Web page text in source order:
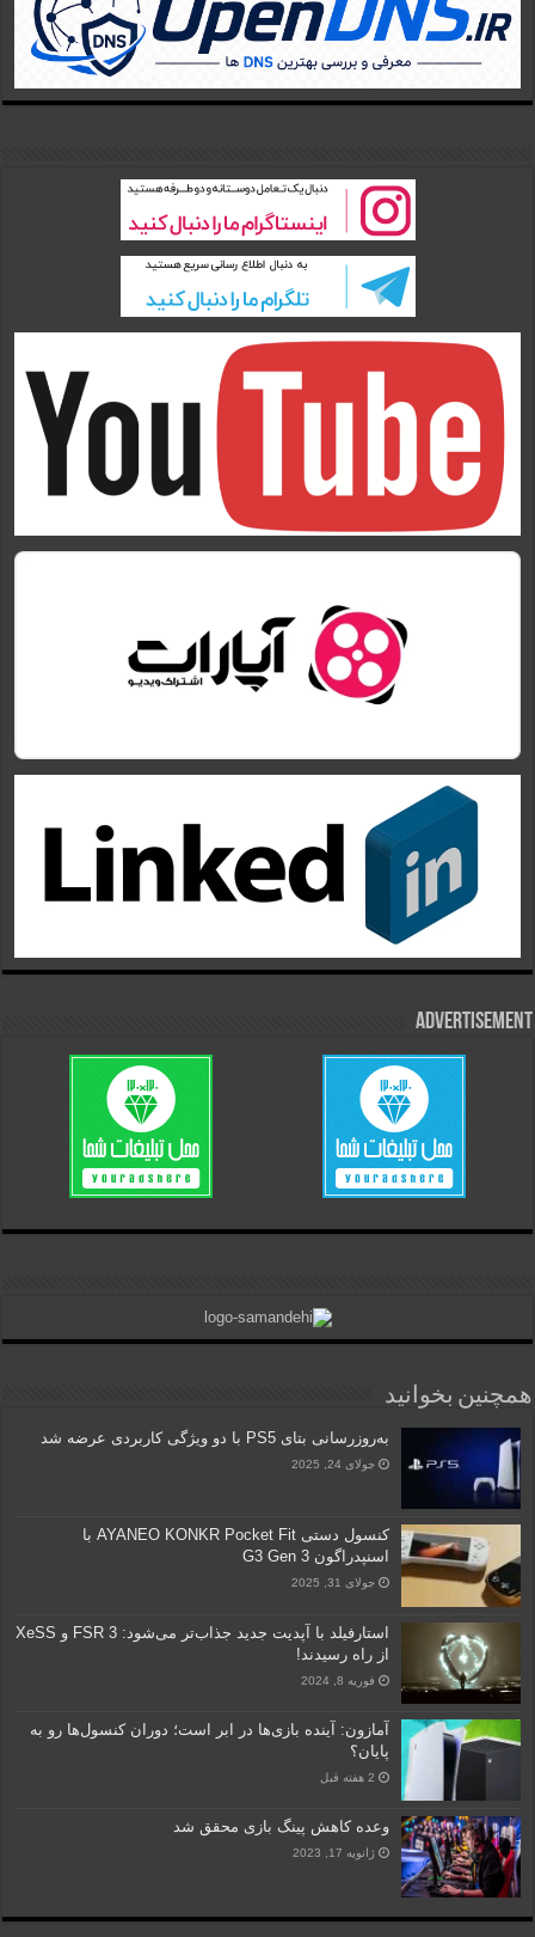
Advertisement
همچنین بخوانید
به‌روزرسانی بتای PS5 با دو ویژگی کاربردی عرضه شد
جولای 24, 2025
کنسول دستی AYANEO KONKR Pocket Fit با
اسنپدراگون G3 Gen 3
جولای 31, 2025
استارفیلد با آپدیت جدید جذاب‌تر می‌شود: FSR 3 و XeSS
از راه رسیدند!
فوریه 8, 2024
آمازون: آینده بازی‌ها در ابر است؛ دوران کنسول‌ها رو به
پایان؟
2 هفته قبل
وعده کاهش پینگ بازی محقق شد
ژانویه 17, 2023